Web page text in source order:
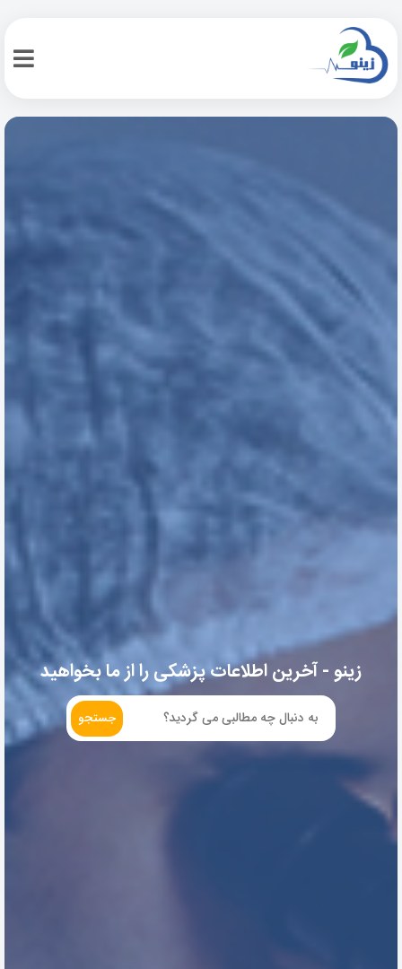
زینو - آخرین اطلاعات پزشکی را از ما بخواهید